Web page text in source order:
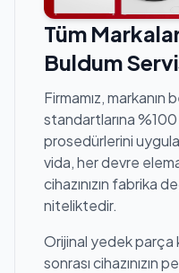
Tüm
Buldum
Firmamız,
standartlarına %100
prosedürlerini
vida, her devre
cihazınızın fabrika
niteliktedir.
Orijinal yedek parça
sonrası cihazınızın